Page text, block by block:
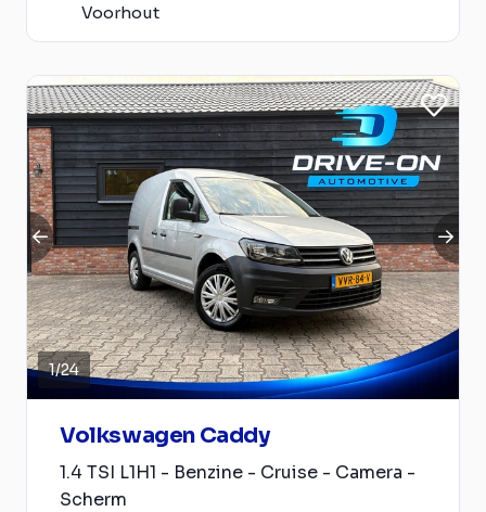
Voorhout
1/24
Volkswagen Caddy
1.4 TSI L1H1 - Benzine - Cruise - Camera -
Scherm